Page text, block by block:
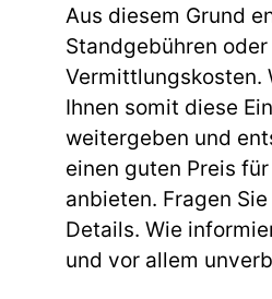
Aus diesem Grund
Standgebühren oder
Vermittlungskosten.
Ihnen somit diese
weitergeben und
einen guten Preis
anbieten. Fragen
Details. Wie
und vor allem